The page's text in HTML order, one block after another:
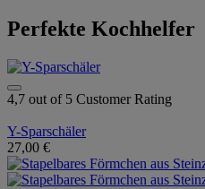
Perfekte Kochhelfer
4,7 out of 5 Customer Rating
Y-Sparschäler
27,00 €